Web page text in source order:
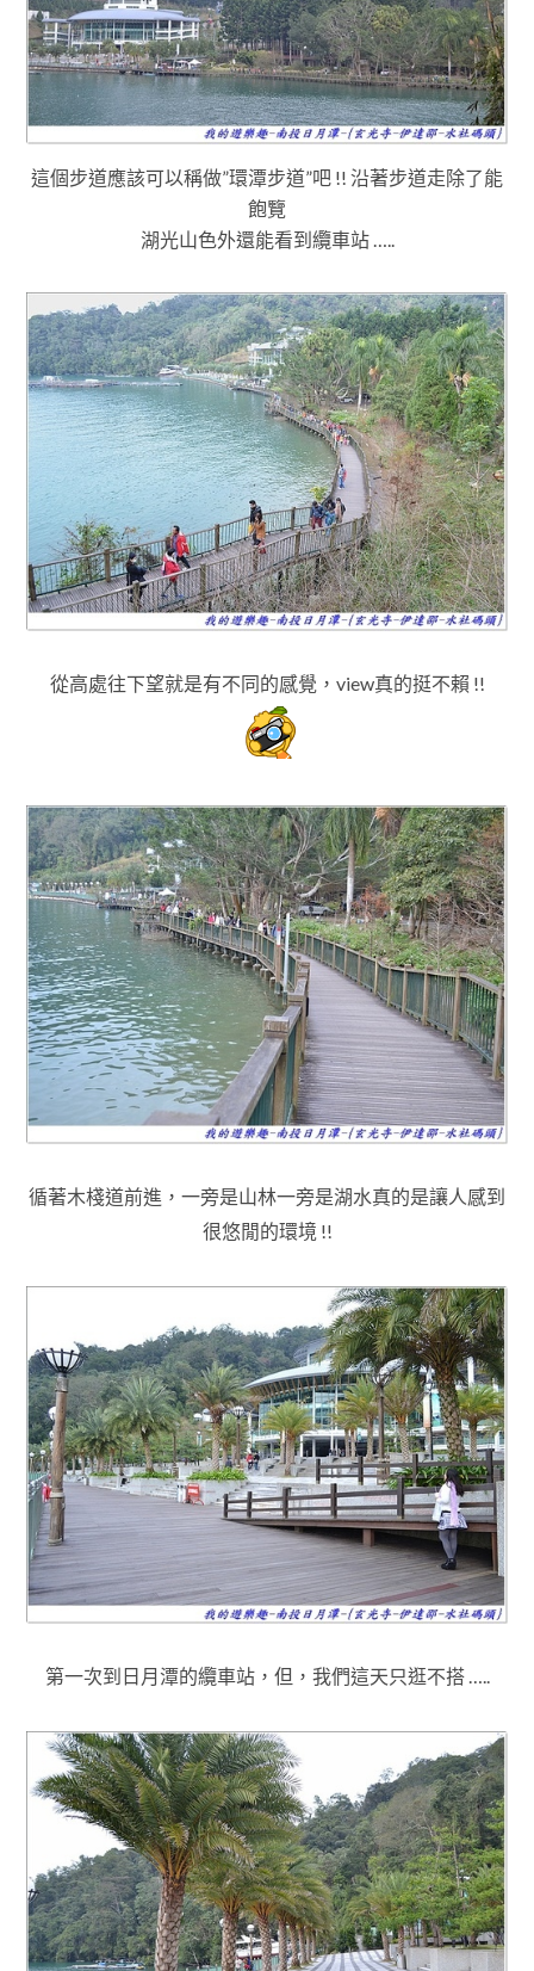
這個步道應該可以稱做”環潭步道”吧 !! 沿著步道走除了能
飽覽
湖光山色外還能看到 纜車站 …..
從高處往下望就是有不同的感覺 ，view真的挺不賴 !!
循著木棧道前進，一旁是山林一旁是湖水真的是讓人感到
很悠閒的環境 !!
第一次到日月潭的纜車站，但 ， 我們這天只逛不搭 …..